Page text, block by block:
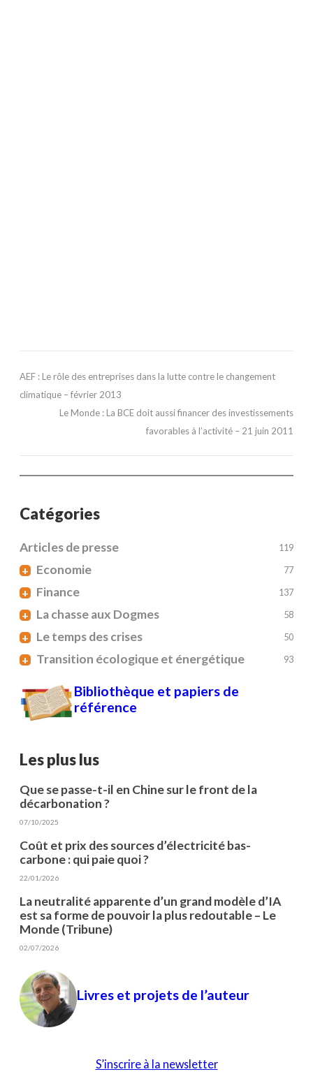
AEF : Le rôle des entreprises dans la lutte contre le changement
climatique – février 2013
Le Monde : La BCE doit aussi financer des investissements
favorables à l’activité – 21 juin 2011
Catégories
Articles de presse 119
+ Economie 77
+ Finance 137
+ La chasse aux Dogmes 58
+ Le temps des crises 50
+ Transition écologique et énergétique 93
Bibliothèque et papiers de
référence
Les plus lus
Que se passe-t-il en Chine sur le front de la
décarbonation ?
07/10/2025
Coût et prix des sources d’électricité bas-
carbone : qui paie quoi ?
22/01/2026
La neutralité apparente d’un grand modèle d’IA
est sa forme de pouvoir la plus redoutable – Le
Monde (Tribune)
02/07/2026
Livres et projets de l’auteur
S’inscrire à la newsletter